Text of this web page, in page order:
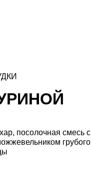
посолочная смесь с
грубого